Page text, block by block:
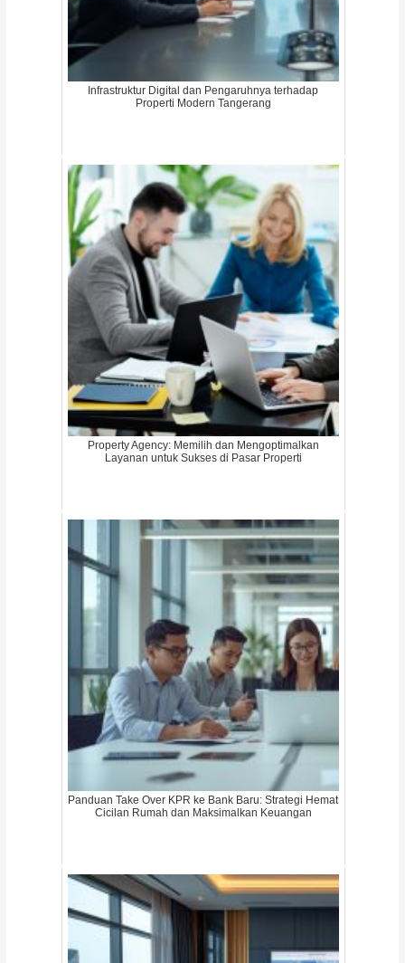
Infrastruktur Digital dan Pengaruhnya terhadap
Properti Modern Tangerang
Property Agency: Memilih dan Mengoptimalkan
Layanan untuk Sukses di Pasar Properti
Panduan Take Over KPR ke Bank Baru: Strategi Hemat
Cicilan Rumah dan Maksimalkan Keuangan